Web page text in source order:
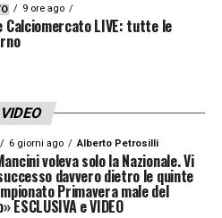
9 ore ago
Calciomercato LIVE: tutte le
VIDEO
6 giorni ago Alberto Petrosilli
voleva solo la Nazionale. Vi
davvero dietro le quinte
Primavera male del
ESCLUSIVA e VIDEO